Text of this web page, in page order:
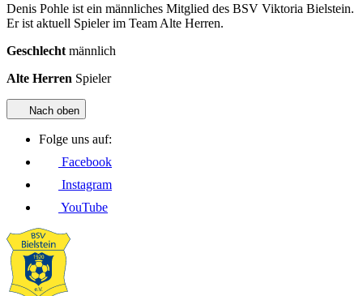
Denis Pohle ist ein männliches Mitglied des BSV Viktoria Bielstein.
Er ist aktuell Spieler im Team Alte Herren.
Geschlecht männlich
Alte Herren Spieler
Nach oben
Folge uns auf:
Facebook
Instagram
YouTube